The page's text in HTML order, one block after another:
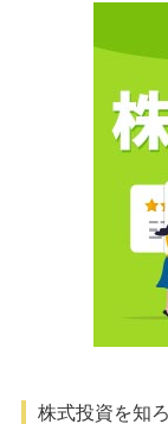
株式投資を知